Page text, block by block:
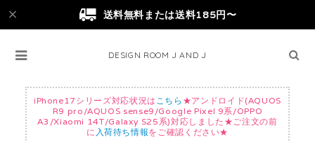
送料無料または送料185円〜
DESIGN ROOM J AND J
iPhone17シリーズ対応状況は こちら ★アンドロイド(AQUOS
R9 pro/AQUOS sense9/Google Pixel 9系/OPPO
A3/Xiaomi 14T/Galaxy S25系)対応しました★ご注文の前
に 入荷待ち情報をご確認ください★